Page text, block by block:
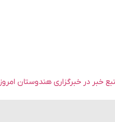
خبر در خبرگزاری هندوستان امروز